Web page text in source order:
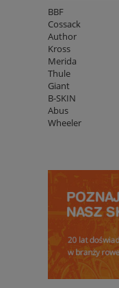
BBF
Cossack
Author
Kross
Merida
Thule
Giant
B-SKIN
Abus
Wheeler